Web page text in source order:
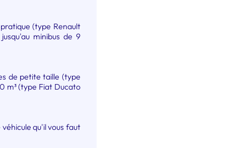
(type Renault
minibus de 9
de petite taille (type
m³ (type Fiat Ducato
qu'il vous faut